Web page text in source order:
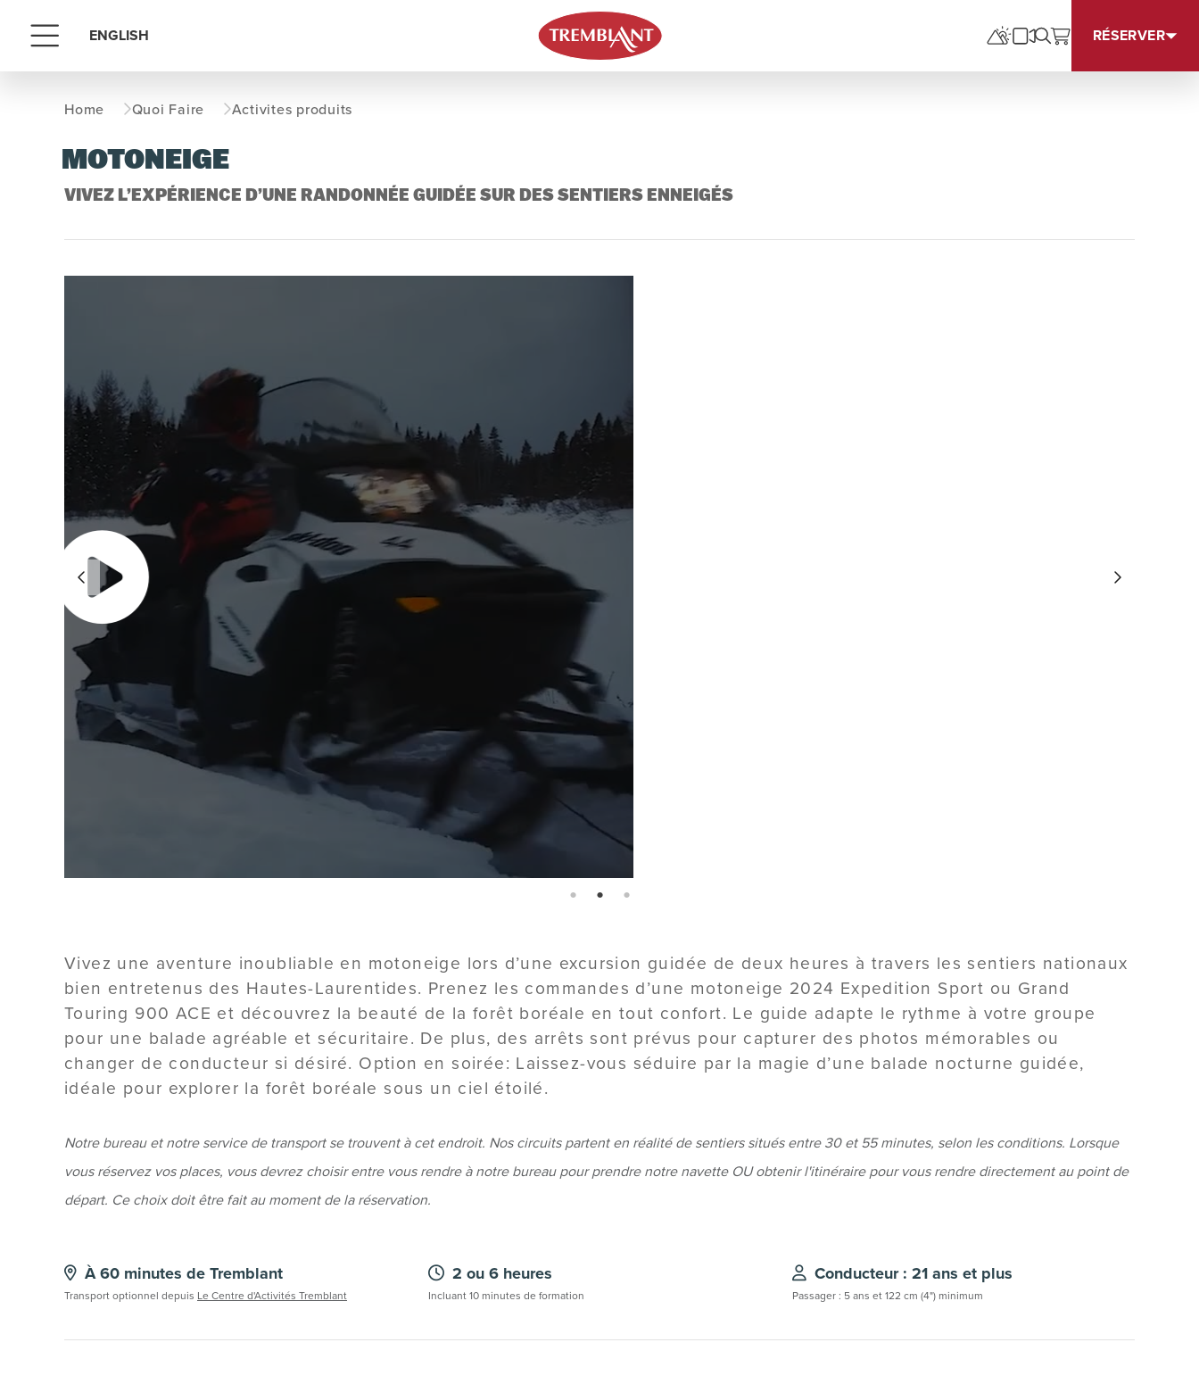
Menu ENGLISH RÉSERVER
Home Quoi Faire Activites produits
MOTONEIGE
VIVEZ L’EXPÉRIENCE D’UNE RANDONNÉE GUIDÉE SUR DES SENTIERS ENNEIGÉS
page: 1 page: 2 page: 3
Vivez une aventure inoubliable en motoneige lors d’une excursion guidée de deux heures à travers les sentiers nationaux
bien entretenus des Hautes-Laurentides. Prenez les commandes d’une motoneige 2024 Expedition Sport ou Grand
Touring 900 ACE et découvrez la beauté de la forêt boréale en tout confort. Le guide adapte le rythme à votre groupe
pour une balade agréable et sécuritaire. De plus, des arrêts sont prévus pour capturer des photos mémorables ou
changer de conducteur si désiré. Option en soirée: Laissez-vous séduire par la magie d’une balade nocturne guidée,
idéale pour explorer la forêt boréale sous un ciel étoilé.
Notre bureau et notre service de transport se trouvent à cet endroit. Nos circuits partent en réalité de sentiers situés entre 30 et 55 minutes, selon les conditions. Lorsque
vous réservez vos places, vous devrez choisir entre vous rendre à notre bureau pour prendre notre navette OU obtenir l'itinéraire pour vous rendre directement au point de
départ. Ce choix doit être fait au moment de la réservation.
À 60 minutes de Tremblant
Transport optionnel depuis Le Centre d'Activités Tremblant
2 ou 6 heures
Incluant 10 minutes de formation
Conducteur : 21 ans et plus
Passager : 5 ans et 122 cm (4") minimum